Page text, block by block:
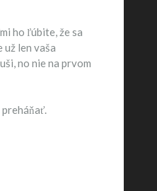
ho ľúbite, že sa
len vaša
no nie na prvom
preháňať.